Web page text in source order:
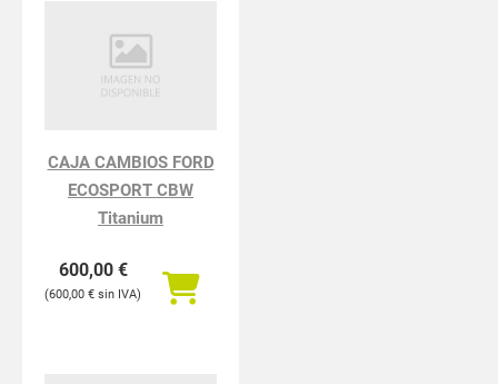
CAJA CAMBIOS FORD
ECOSPORT CBW
Titanium
600,00 €
600,00 €